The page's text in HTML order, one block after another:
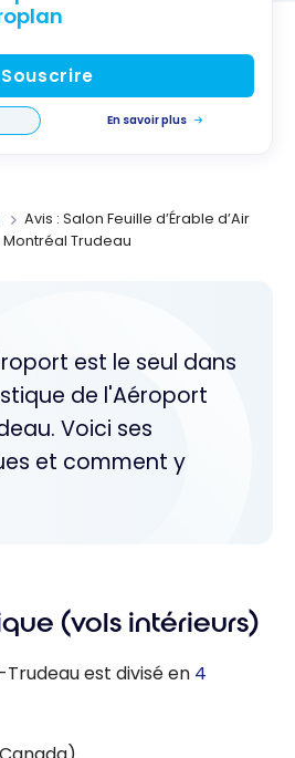
Souscrire
En savoir plus
Avis : Salon Feuille d’Érable d’Air
Trudeau
est le seul dans
de l'Aéroport
Voici ses
et comment y
(vols intérieurs)
est divisé en 4